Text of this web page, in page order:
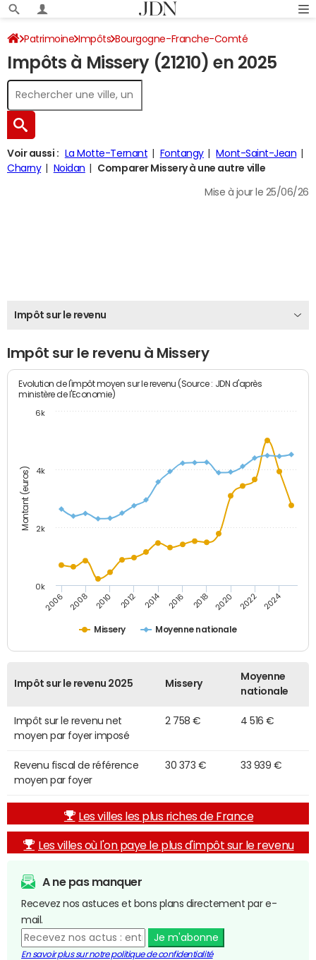
Patrimoine Impôts Bourgogne-Franche-Comté
Côte-d'Or Missery Impôt sur le revenu
Impôts à Missery (21210) en 2025
Voir aussi : La Motte-Ternant Fontangy
Mont-Saint-Jean
Charny
Noidan Comparer Missery à une autre ville
Mise à jour le 25/06/26
Impôt sur le revenu
Impôt sur le revenu à Missery
Montant (euros)
Evolution de l'impôt moyen sur le revenu (Source : JDN d'après
ministère de l'Economie)
Missery Moyenne nationale
2006 2008 2010 2012 2014 2016 2018 2020 2022 2024
0k
2k
4k
6k
Impôt sur le revenu 2025 Missery
Moyenne
nationale
Impôt sur le revenu net
moyen par foyer imposé
2 758 € 4 516 €
Revenu fiscal de référence
moyen par foyer
30 373 € 33 939 €
Les villes les plus riches de France
Les villes où l'on paye le plus d'impôt sur le revenu
A ne pas manquer
Recevez nos astuces et bons plans directement par e-
mail.
Je m'abonne
En savoir plus sur notre politique de confidentialité